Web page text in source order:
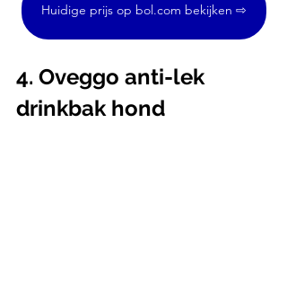
Huidige prijs op bol.com bekijken ⇨
4. Oveggo anti-lek
drinkbak hond